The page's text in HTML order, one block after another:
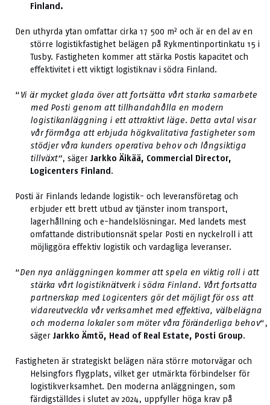
Finland.
Den uthyrda ytan omfattar cirka 17 500 m² och är en del av en
större logistikfastighet belägen på Rykmentinportinkatu 15 i
Tusby. Fastigheten kommer att stärka Postis kapacitet och
effektivitet i ett viktigt logistiknav i södra Finland.
“ Vi är mycket glada över att fortsätta vårt starka samarbete
med Posti genom att tillhandahålla en modern
logistikanläggning i ett attraktivt läge. Detta avtal visar
vår förmåga att erbjuda högkvalitativa fastigheter som
stödjer våra kunders operativa behov och långsiktiga
tillväxt“, sägerJarkko Äikää, Commercial Director,
Logicenters Finland.
Posti är Finlands ledande logistik- och leveransföretag och
erbjuder ett brett utbud av tjänster inom transport,
lagerhållning och e-handelslösningar. Med landets mest
omfattande distributionsnät spelar Posti en nyckelroll i att
möjliggöra effektiv logistik och vardagliga leveranser.
“Den nya anläggningen kommer att spela en viktig roll i att
stärka vårt logistiknätverk i södra Finland. Vårt fortsatta
partnerskap med Logicenters gör det möjligt för oss att
vidareutveckla vår verksamhet med effektiva, välbelägna
och moderna lokaler som möter våra föränderliga behov“,
sägerJarkko Ämtö, Head of Real Estate, Posti Group.
Fastigheten är strategiskt belägen nära större motorvägar och
Helsingfors flygplats, vilket ger utmärkta förbindelser för
logistikverksamhet. Den moderna anläggningen, som
färdigställdes i slutet av 2024, uppfyller höga krav på